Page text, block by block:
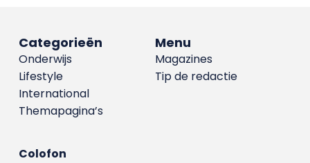
Menu
Magazines
Tip de redactie
Categorieën
Onderwijs
Lifestyle
International
Themapagina’s
Colofon